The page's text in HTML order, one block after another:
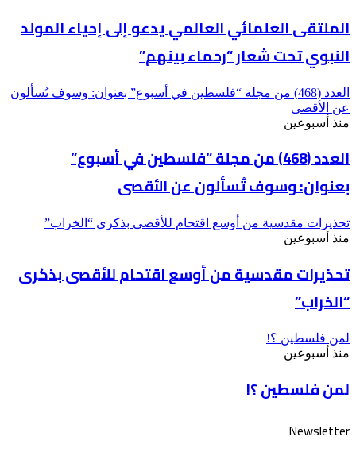
الملتقى العلمائي العالمي يدعو إلى إحياء المولد
النبوي تحت شعار “رحماء بينهم”
العدد (468) من مجلة “فلسطين في أسبوع” بعنوان: وسوف تُسألون
عن الأقصى
منذ أسبوعين
العدد (468) من مجلة “فلسطين في أسبوع”
بعنوان: وسوف تُسألون عن الأقصى
تحذيرات مقدسية من أوسع اقتحام للأقصى بذكرى “الخراب”
منذ أسبوعين
تحذيرات مقدسية من أوسع اقتحام للأقصى بذكرى
“الخراب”
لمن فلسطين ؟!
منذ أسبوعين
لمن فلسطين ؟!
Newsletter